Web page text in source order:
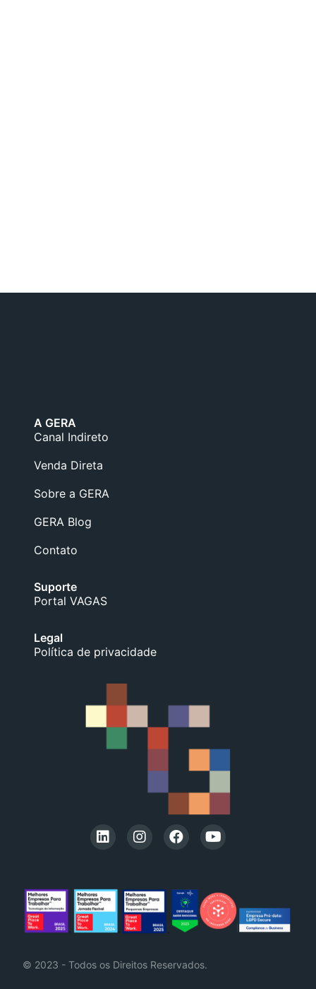
A GERA
Canal Indireto
Venda Direta
Sobre a GERA
GERA Blog
Contato
Suporte
Portal VAGAS
Legal
Política de privacidade
© 2023 - Todos os Direitos Reservados.